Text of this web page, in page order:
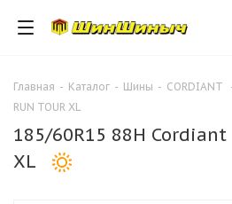
Главная - Каталог - Шины - CORDIANT
RUN TOUR XL
185/60R15 88H Cordiant
XL